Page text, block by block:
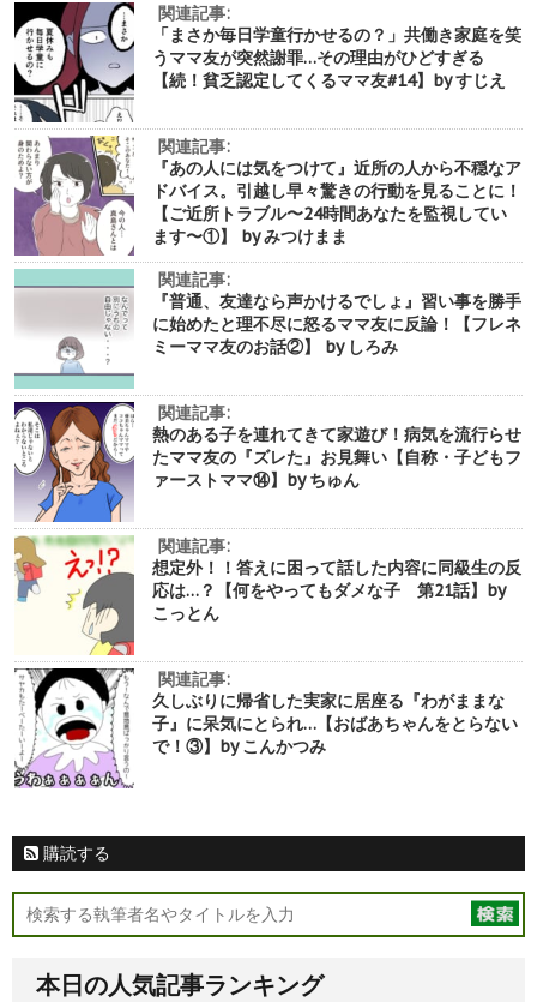
関連記事:
「まさか毎日学童行かせるの？」共働き家庭を笑
うママ友が突然謝罪…その理由がひどすぎる
【続！貧乏認定してくるママ友#14】by すじえ
関連記事:
『あの人には気をつけて』近所の人から不穏なア
ドバイス。引越し早々驚きの行動を見ることに！
【ご近所トラブル〜24時間あなたを監視してい
ます〜①】 by みつけまま
関連記事:
『普通、友達なら声かけるでしょ』習い事を勝手
に始めたと理不尽に怒るママ友に反論！【フレネ
ミーママ友のお話②】 by しろみ
関連記事:
熱のある子を連れてきて家遊び！病気を流行らせ
たママ友の『ズレた』お見舞い【自称・子どもフ
ァーストママ⑭】by ちゅん
関連記事:
想定外！！答えに困って話した内容に同級生の反
応は…？【何をやってもダメな子 第21話】by
こっとん
関連記事:
久しぶりに帰省した実家に居座る『わがままな
子』に呆気にとられ…【おばあちゃんをとらない
で！③】by こんかつみ
購読する
本日の人気記事ランキング